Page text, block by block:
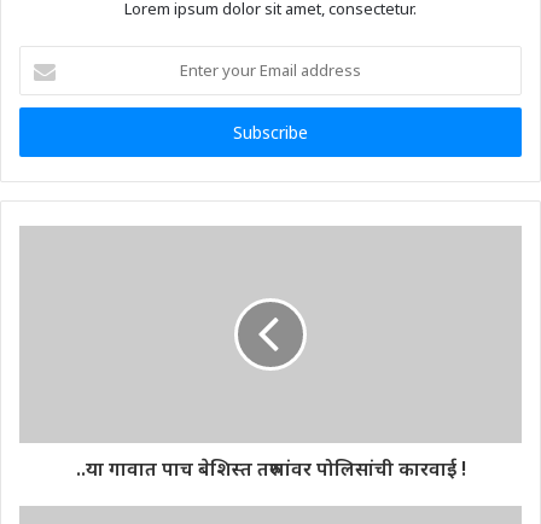
Lorem ipsum dolor sit amet, consectetur.
your
Email
..या गावात पाच बेशिस्त तरुणांवर पोलिसांची कारवाई !